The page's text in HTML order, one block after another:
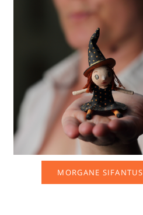
MORGANE SIFANTUS